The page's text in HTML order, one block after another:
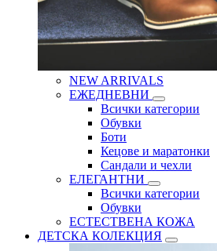
NEW ARRIVALS
ЕЖЕДНЕВНИ
Всички категории
Обувки
Боти
Кецове и маратонки
Сандали и чехли
ЕЛЕГАНТНИ
Всички категории
Обувки
ЕСТЕСТВЕНА КОЖА
ДЕТСКА КОЛЕКЦИЯ